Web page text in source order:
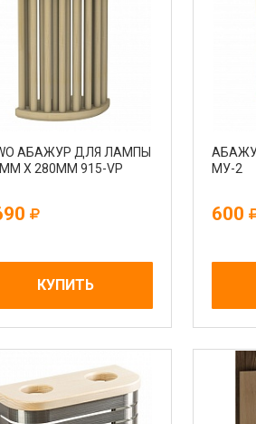
АБАЖУР ДЛЯ ЛАМПЫ
Х 280ММ 915-VP
КУПИТЬ
МУ-2
600